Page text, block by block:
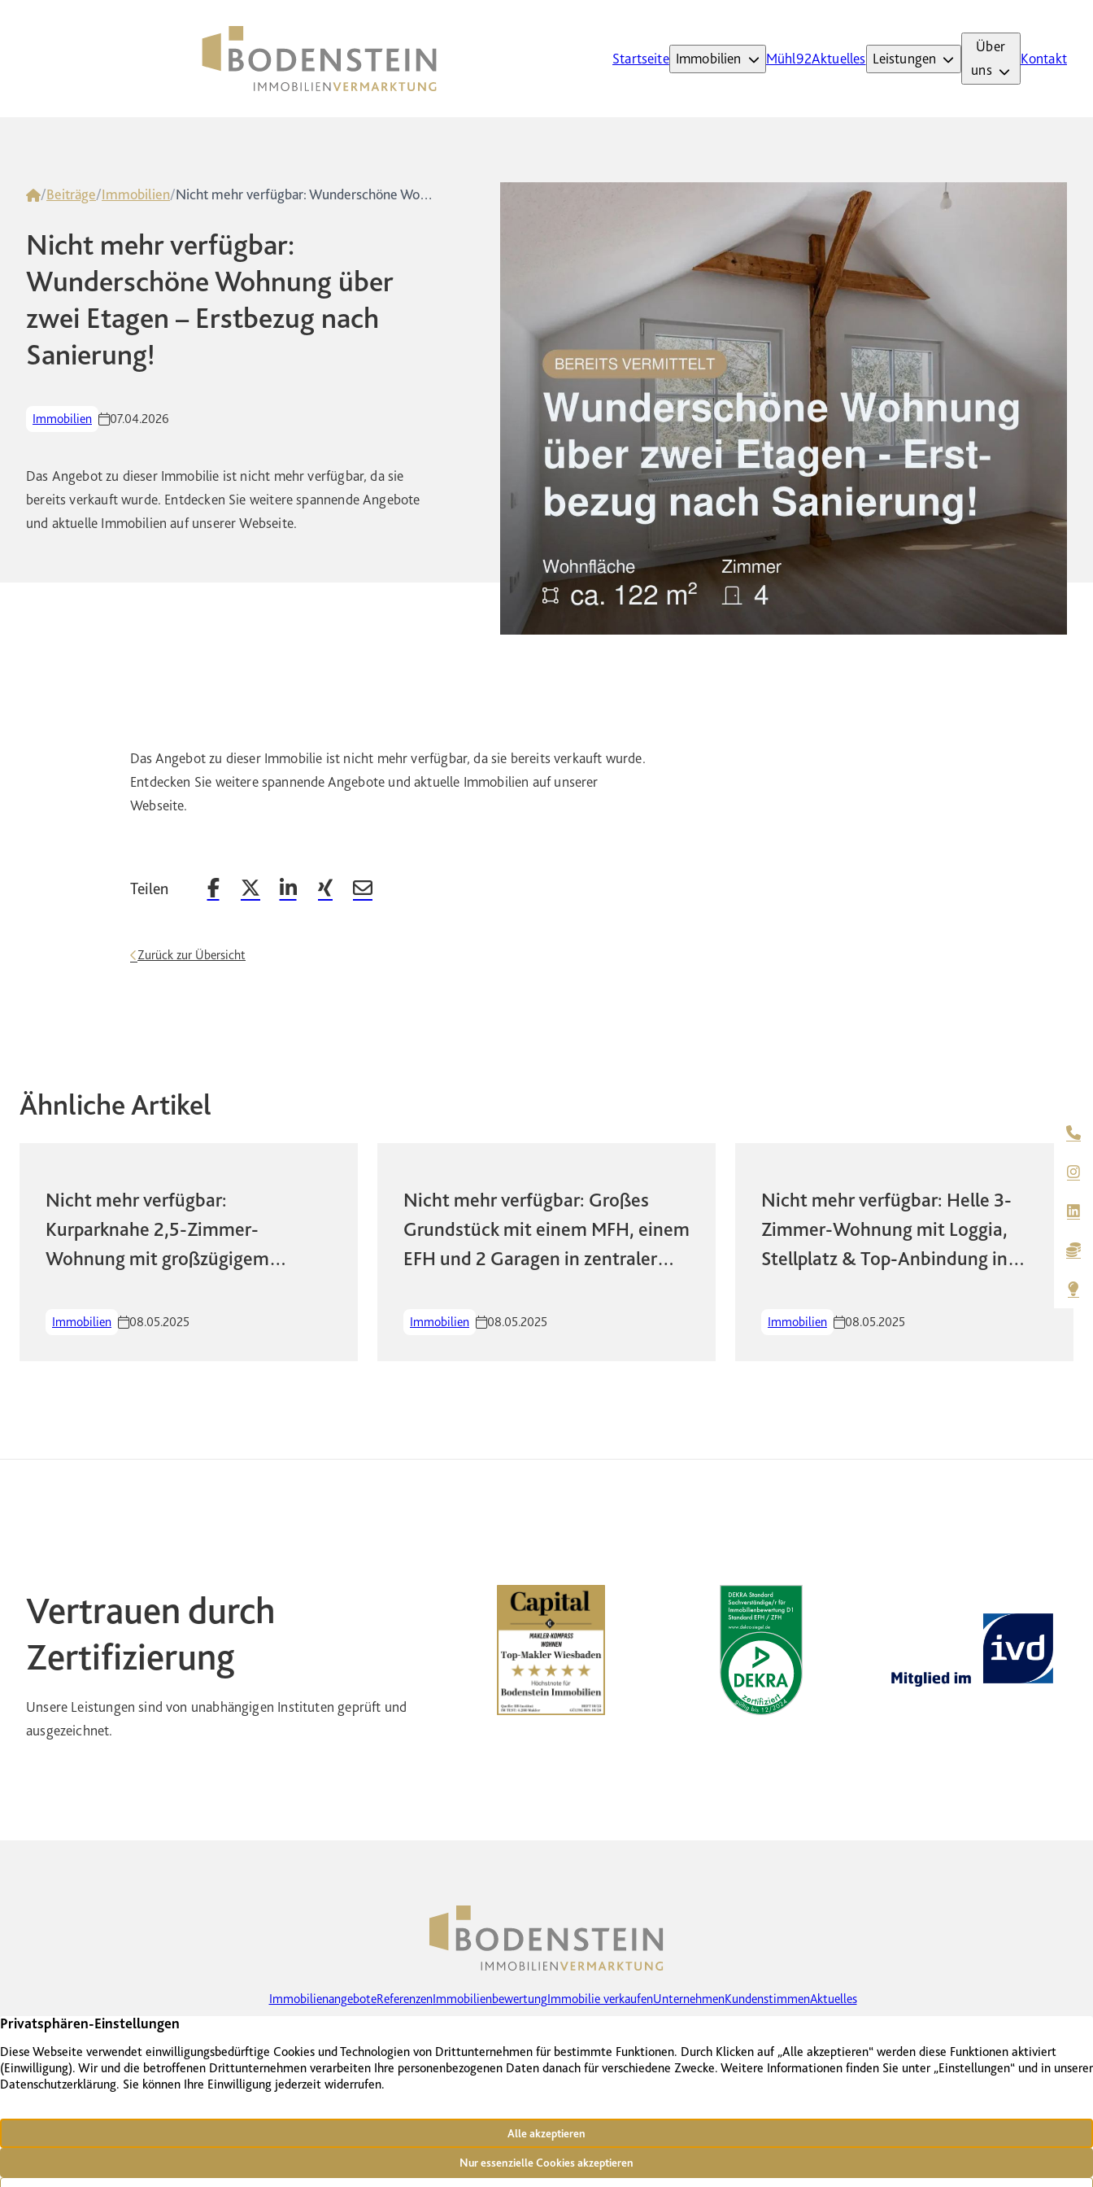
Startseite Immobilien Mühl92Aktuelles Leistungen
Über
uns
Kontakt
Home
/Beiträge/Immobilien/ Nicht mehr verfügbar: Wunderschöne Wohnung über zwei Etagen – Erstbezug nach Sanierung!
Nicht mehr verfügbar:
Wunderschöne Wohnung über
zwei Etagen – Erstbezug nach
Sanierung!
Immobilien 07.04.2026
Das Angebot zu dieser Immobilie ist nicht mehr verfügbar, da sie
bereits verkauft wurde. Entdecken Sie weitere spannende Angebote
und aktuelle Immobilien auf unserer Webseite.
Das Angebot zu dieser Immobilie ist nicht mehr verfügbar, da sie bereits verkauft wurde.
Entdecken Sie weitere spannende Angebote und aktuelle Immobilien auf unserer
Webseite.
Teilen Beitrag auf Facebook teilen
Beitrag auf X teilen
Beitrag auf LinkedIn teilen
Beitrag auf Xing teilen
Beitrag per Email teilen
Zurück zur Übersicht
Ähnliche Artikel
Nicht mehr verfügbar:
Kurparknahe 2,5-Zimmer-
Wohnung mit großzügigem
zentraler Lage!
Immobilien 08.05.2025
Nicht mehr verfügbar: Großes
Grundstück mit einem MFH, einem
EFH und 2 Garagen in zentraler
Immobilien 08.05.2025
Nicht mehr verfügbar: Helle 3-
Zimmer-Wohnung mit Loggia,
Stellplatz & Top-Anbindung in
Immobilien 08.05.2025
Vertrauen durch
Zertifizierung
Unsere Leistungen sind von unabhängigen Instituten geprüft und
ausgezeichnet.
ImmobilienangeboteReferenzenImmobilienbewertungImmobilie verkaufenUnternehmenKundenstimmenAktuelles
FacebookInstagramLinkedInCookie-Einstellungen
KontaktImpressumDatenschutz Vertrag widerrufen